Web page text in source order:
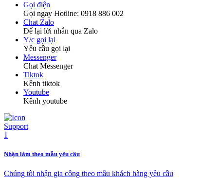
Gọi điện
Gọi ngay Hotline: 0918 886 002
Chat Zalo
Để lại lời nhắn qua Zalo
Y/c gọi lại
Yêu cầu gọi lại
Messenger
Chat Messenger
Tiktok
Kênh tiktok
Youtube
Kênh youtube
Nhận làm theo mẫu yêu cầu
Chúng tôi nhận gia công theo mẫu khách hàng yêu cầu